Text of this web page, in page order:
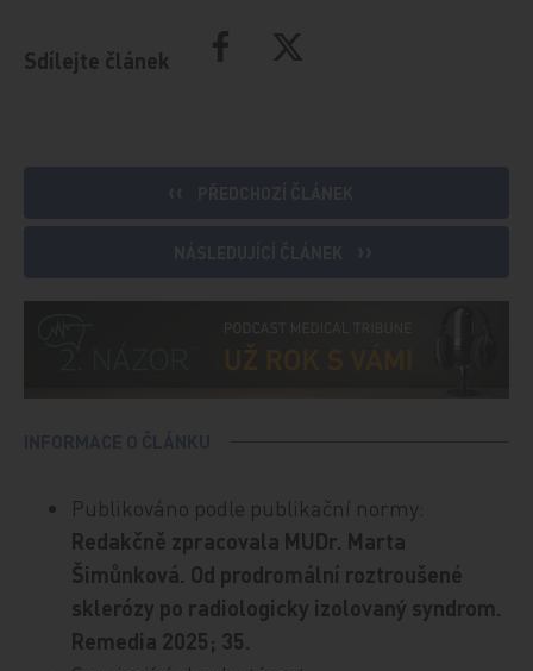
Sdílejte článek
Publikováno podle publikační normy:
Redakčně zpracovala MUDr. Marta
Šimůnková. Od prodromální roztroušené
sklerózy po radiologicky izolovaný syndrom.
Remedia 2025; 35.